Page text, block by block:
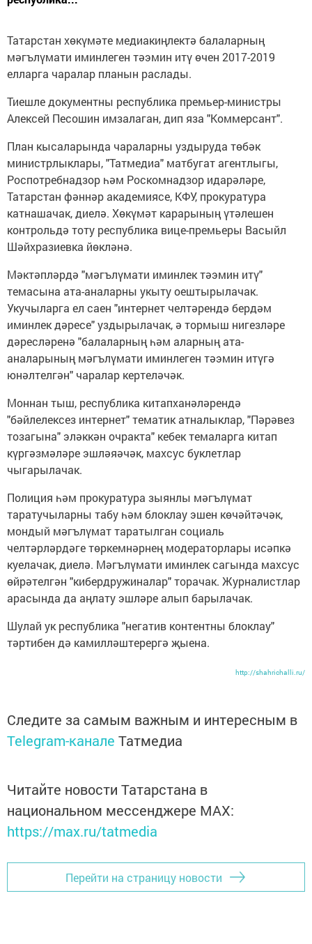
Татарстан хөкүмәте медиакиңлектә балаларның
мәгълүмати иминлеген тәэмин итү өчен 2017-2019
елларга чаралар планын раслады.
Тиешле документны республика премьер-министры
Алексей Песошин имзалаган, дип яза "Коммерсант".
План кысаларында чараларны уздыруда төбәк
министрлыклары, "Татмедиа" матбугат агентлыгы,
Роспотребнадзор һәм Роскомнадзор идарәләре,
Татарстан фәннәр академиясе, КФУ, прокуратура
катнашачак, диелә. Хөкүмәт карарының үтәлешен
контрольдә тоту республика вице-премьеры Васыйл
Шәйхразиевка йөкләнә.
Мәктәпләрдә "мәгълүмати иминлек тәэмин итү"
темасына ата-аналарны укыту оештырылачак.
Укучыларга ел саен "интернет челтәрендә бердәм
иминлек дәресе" уздырылачак, ә тормыш нигезләре
дәресләренә "балаларның һәм аларның ата-
аналарының мәгълүмати иминлеген тәэмин итүгә
юнәлтелгән" чаралар кертеләчәк.
Моннан тыш, республика китапханәләрендә
"бәйлелексез интернет" тематик атналыклар, "Пәрәвез
тозагына" эләккән очракта" кебек темаларга китап
күргәзмәләре эшләяәчәк, махсус буклетлар
чыгарылачак.
Полиция һәм прокуратура зыянлы мәгълүмат
таратучыларны табу һәм блоклау эшен көчәйтәчәк,
мондый мәгълүмат таратылган социаль
челтәрләрдәге төркемнәрнең модераторлары исәпкә
куелачак, диелә. Мәгълүмати иминлек сагында махсус
өйрәтелгән "кибердружиналар" торачак. Журналистлар
арасында да аңлату эшләре алып барылачак.
Шулай ук республика "негатив контентны блоклау"
тәртибен дә камилләштерергә җыена.
http://shahrichalli.ru/
Следите за самым важным и интересным в
Telegram-канале Татмедиа
Читайте новости Татарстана в
национальном мессенджере MАХ:
https://max.ru/tatmedia
Перейти на страницу новости